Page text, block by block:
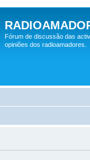
Fórum de discussão das
opiniões dos radioamadores.